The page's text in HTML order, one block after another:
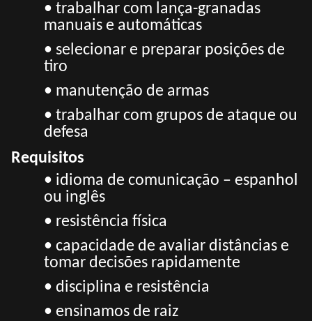
• trabalhar com lança-granadas
manuais e automáticas
• selecionar e preparar posições de
tiro
• manutenção de armas
• trabalhar com grupos de ataque ou
defesa
Requisitos
• idioma de comunicação – espanhol
ou inglês
• resistência física
• capacidade de avaliar distâncias e
tomar decisões rapidamente
• disciplina e resistência
• ensinamos de raiz